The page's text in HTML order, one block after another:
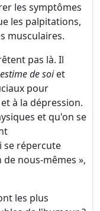
les symptômes
les palpitations,
musculaires.
pas là. Il
estime de soiet
pour
à la dépression.
et qu'on se
se répercute
nous-mêmes »,
les plus